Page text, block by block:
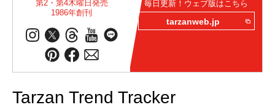
第2・第4木曜日発売
1986年創刊
毎日更新！ウェブ版はこちら
tarzanweb.jp
Tarzan Trend Tracker